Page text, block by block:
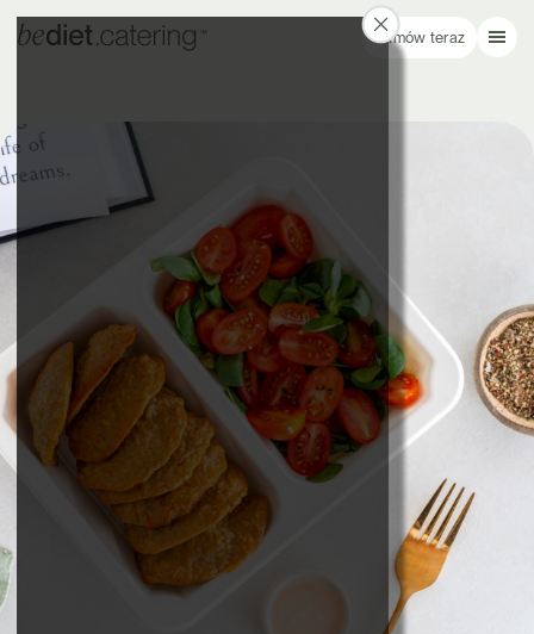
Zamów teraz